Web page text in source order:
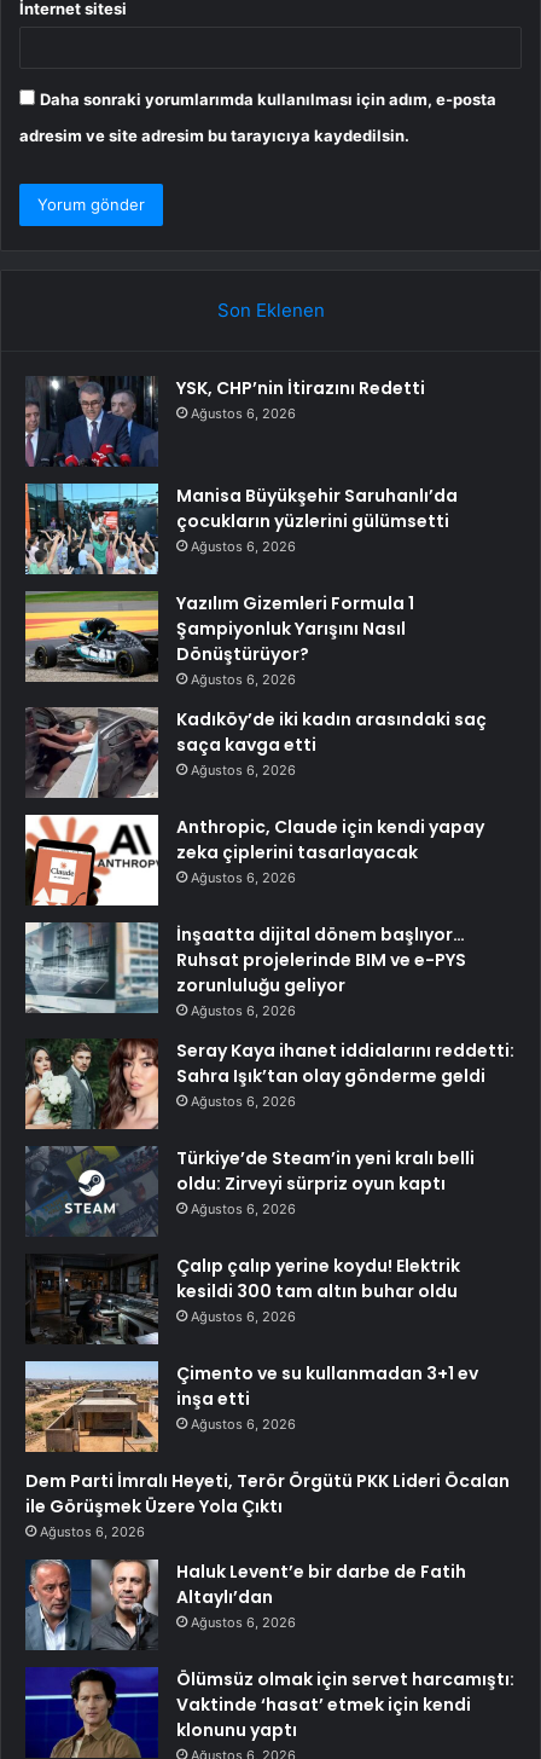
İnternet sitesi
Daha sonraki yorumlarımda kullanılması için adım, e-posta
adresim ve site adresim bu tarayıcıya kaydedilsin.
Son Eklenen
YSK, CHP’nin İtirazını Redetti
Ağustos 6, 2026
Manisa Büyükşehir Saruhanlı’da
çocukların yüzlerini gülümsetti
Ağustos 6, 2026
Yazılım Gizemleri Formula 1
Şampiyonluk Yarışını Nasıl
Dönüştürüyor?
Ağustos 6, 2026
Kadıköy’de iki kadın arasındaki saç
saça kavga etti
Ağustos 6, 2026
Anthropic, Claude için kendi yapay
zeka çiplerini tasarlayacak
Ağustos 6, 2026
İnşaatta dijital dönem başlıyor…
Ruhsat projelerinde BIM ve e-PYS
zorunluluğu geliyor
Ağustos 6, 2026
Seray Kaya ihanet iddialarını reddetti:
Sahra Işık’tan olay gönderme geldi
Ağustos 6, 2026
Türkiye’de Steam’in yeni kralı belli
oldu: Zirveyi sürpriz oyun kaptı
Ağustos 6, 2026
Çalıp çalıp yerine koydu! Elektrik
kesildi 300 tam altın buhar oldu
Ağustos 6, 2026
Çimento ve su kullanmadan 3+1 ev
inşa etti
Ağustos 6, 2026
Dem Parti İmralı Heyeti, Terör Örgütü PKK Lideri Öcalan
ile Görüşmek Üzere Yola Çıktı
Ağustos 6, 2026
Haluk Levent’e bir darbe de Fatih
Altaylı’dan
Ağustos 6, 2026
Ölümsüz olmak için servet harcamıştı:
Vaktinde ‘hasat’ etmek için kendi
klonunu yaptı
Ağustos 6, 2026